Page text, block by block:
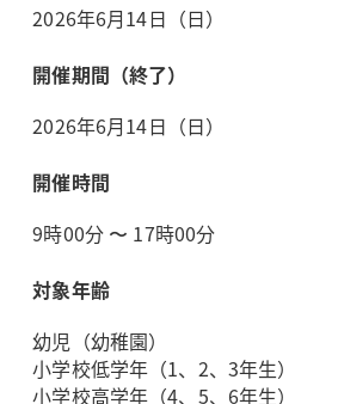
2026年6月14日（日）
開催期間（終了）
2026年6月14日（日）
開催時間
9時00分 〜 17時00分
対象年齢
幼児（幼稚園）
小学校低学年（1、2、3年生）
小学校高学年（4、5、6年生）